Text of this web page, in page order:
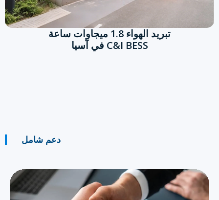
تبريد الهواء 1.8 ميجاوات ساعة
C&I BESS في آسيا
دعم شامل